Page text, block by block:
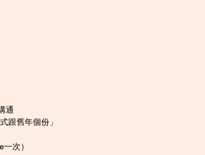
通
跟舊年個份」
次）